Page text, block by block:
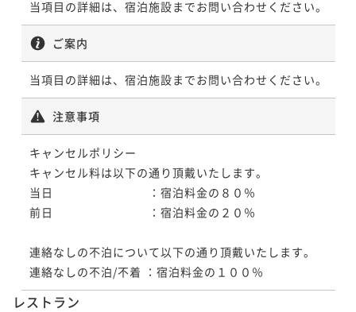
当項目の詳細は、宿泊施設までお問い合わせください。
ご案内
当項目の詳細は、宿泊施設までお問い合わせください。
注意事項
キャンセルポリシー
キャンセル料は以下の通り頂戴いたします。
当日　　　　　　　　：宿泊料金の８０％
前日　　　　　　　　：宿泊料金の２０％
連絡なしの不泊について以下の通り頂戴いたします。
連絡なしの不泊/不着 ：宿泊料金の１００％
レストラン